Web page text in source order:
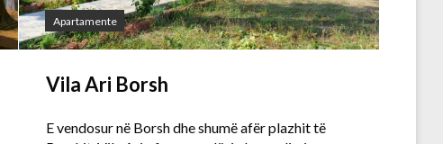
Apartamente
Vila Ari Borsh
E vendosur në Borsh dhe shumë afër plazhit të